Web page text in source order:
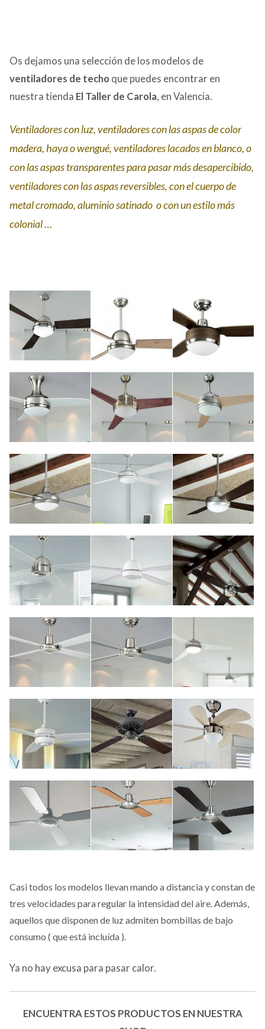
Os dejamos una selección de los modelos de
ventiladores de techo que puedes encontrar en
nuestra tienda El Taller de Carola, en Valencia.
Ventiladores con luz, ventiladores con las aspas de color
madera, haya o wengué, ventiladores lacados en blanco, o
con las aspas transparentes para pasar más desapercibido,
ventiladores con las aspas reversibles, con el cuerpo de
metal cromado, aluminio satinado o con un estilo más
colonial …
Casi todos los modelos llevan mando a distancia y constan de
tres velocidades para regular la intensidad del aire. Además,
aquellos que disponen de luz admiten bombillas de bajo
consumo ( que está incluída ).
Ya no hay excusa para pasar calor.
ENCUENTRA ESTOS PRODUCTOS EN NUESTRA